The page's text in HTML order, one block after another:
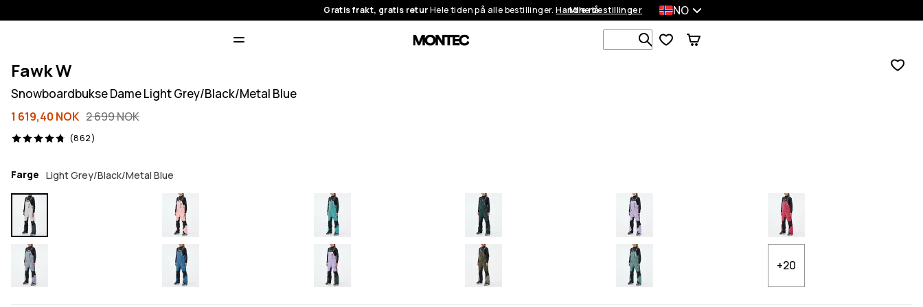
Gratis frakt, gratis returHele tiden på alle bestillinger.Handle nå
Mine bestillinger NO
Søk blant 1 000+ produkter
Fawk W
Snowboardbukse Dame Light Grey/Black/Metal Blue
1 619,40 NOK 2 699 NOK
(862)
862 anmeldelser, 4.8/5
Farge Light Grey/Black/Metal Blue
+20